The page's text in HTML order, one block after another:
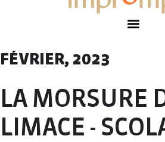
FÉVRIER, 2023
LA MORSURE
LIMACE -